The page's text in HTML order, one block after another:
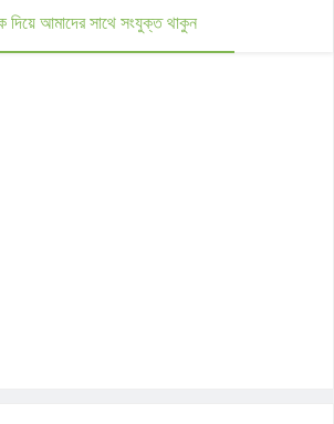
দিয়ে আমাদের সাথে সংযুক্ত থাকুন